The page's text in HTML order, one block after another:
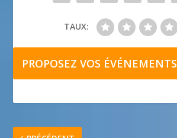
TAUX:
PROPOSEZ VOS ÉVÉNEMENTS